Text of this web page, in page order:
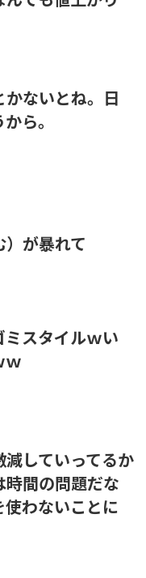
ないとね。日
ら。
が暴れて
ミスタイルｗい
していってるか
時間の問題だな
使わないことに